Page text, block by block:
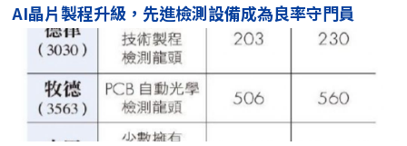
AI晶片製程升級，先進檢測設備成為良率守門員